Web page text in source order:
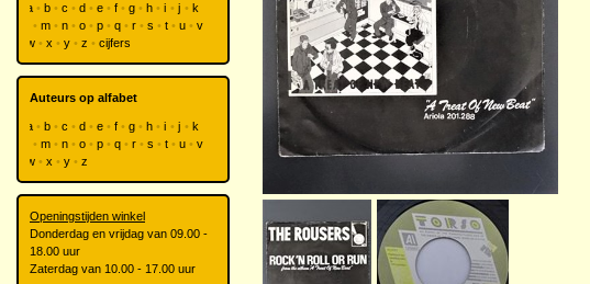
a b c d e f g h i j
k
m n o p q r s t u
v
w
x y z cijfers
Auteurs op alfabet
a b c d e f g h i j
k
m n o p q r s t u
v
w
x y z
Openingstijden winkel
Donderdag en vrijdag van 09.00 -
18.00 uur
Zaterdag van 10.00 - 17.00 uur